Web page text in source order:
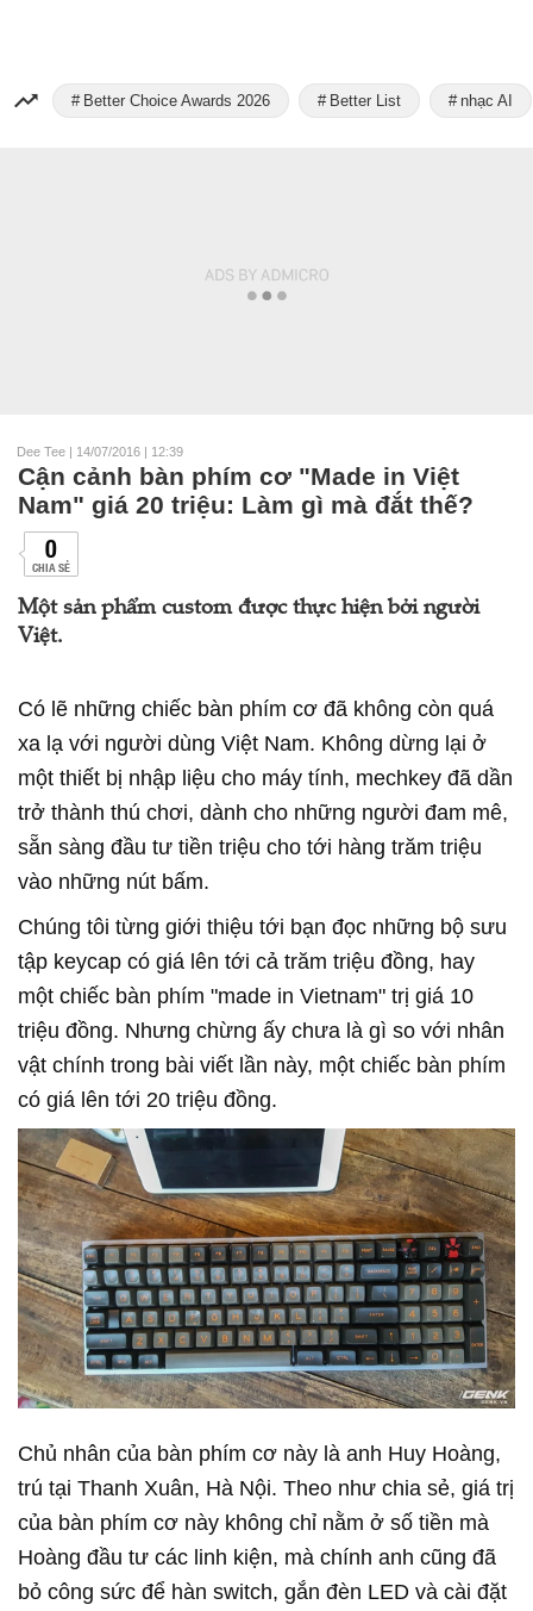
Better Choice Awards 2026 Better List nhạc AI
Dee Tee | 14/07/2016 | 12:39
Cận cảnh bàn phím cơ "Made in Việt
Nam" giá 20 triệu: Làm gì mà đắt thế?
0
CHIA SẺ
Một sản phẩm custom được thực hiện bởi người
Việt.
Có lẽ những chiếc bàn phím cơ đã không còn quá
xa lạ với người dùng Việt Nam. Không dừng lại ở
một thiết bị nhập liệu cho máy tính, mechkey đã dần
trở thành thú chơi, dành cho những người đam mê,
sẵn sàng đầu tư tiền triệu cho tới hàng trăm triệu
vào những nút bấm.
Chúng tôi từng giới thiệu tới bạn đọc những bộ sưu
tập keycap có giá lên tới cả trăm triệu đồng, hay
một chiếc bàn phím "made in Vietnam" trị giá 10
triệu đồng. Nhưng chừng ấy chưa là gì so với nhân
vật chính trong bài viết lần này, một chiếc bàn phím
có giá lên tới 20 triệu đồng.
Chủ nhân của bàn phím cơ này là anh Huy Hoàng,
trú tại Thanh Xuân, Hà Nội. Theo như chia sẻ, giá trị
của bàn phím cơ này không chỉ nằm ở số tiền mà
Hoàng đầu tư các linh kiện, mà chính anh cũng đã
bỏ công sức để hàn switch, gắn đèn LED và cài đặt